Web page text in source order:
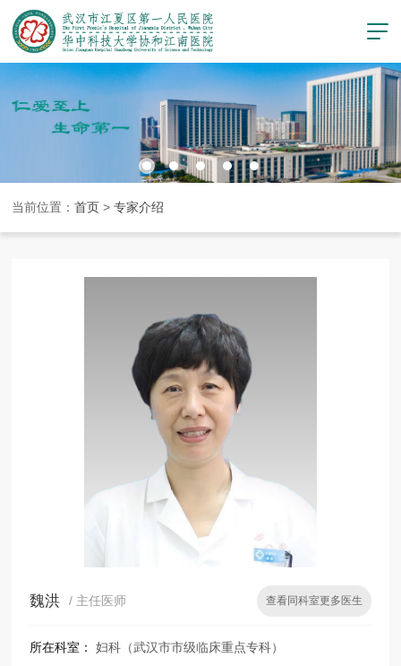
当前位置：首页 >专家介绍
查看同科室更多医生
魏洪 / 主任医师
所在科室：妇科（武汉市市级临床重点专科）